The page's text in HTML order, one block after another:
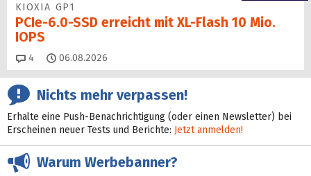
KIOXIA GP1
PCIe-6.0-SSD erreicht mit XL-Flash 10 Mio.
IOPS
4 Kommentare
06.08.2026
Nichts mehr verpassen!
Erhalte eine Push-Benachrichtigung (oder einen Newsletter) bei
Erscheinen neuer Tests und Berichte: Jetzt anmelden!
Warum Werbebanner?